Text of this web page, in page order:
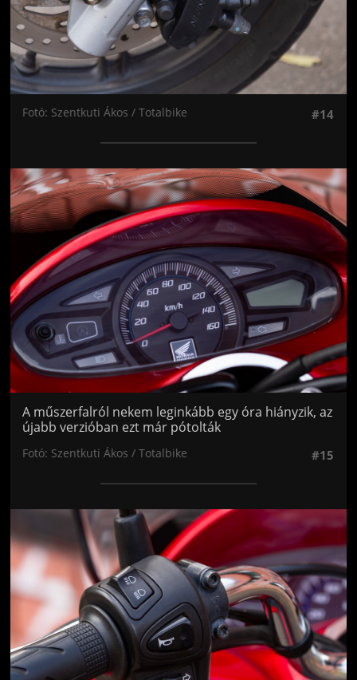
Fotó: Szentkuti Ákos / Totalbike #14
Jön még kép!
A műszerfalról nekem leginkább egy óra hiányzik, az
újabb verzióban ezt már pótolták
Fotó: Szentkuti Ákos / Totalbike #15
Jön még kép!